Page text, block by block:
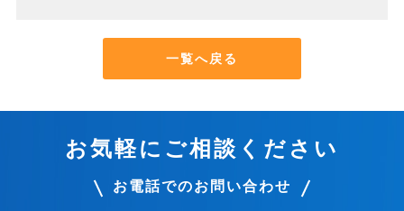
一覧へ戻る
お気軽にご相談ください
お電話でのお問い合わせ